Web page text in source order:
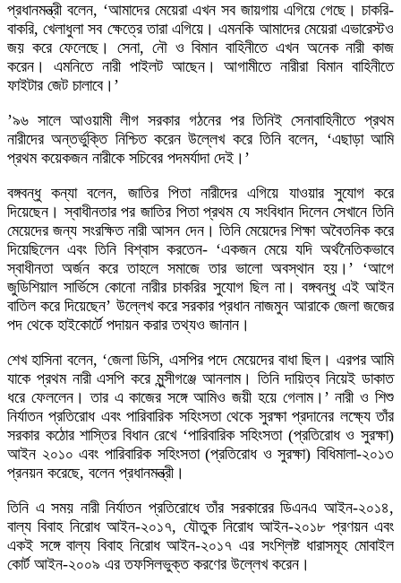
প্রধানমন্ত্রী বলেন, ‘আমাদের মেয়েরা এখন সব জায়গায় এগিয়ে গেছে। চাকরি-
বাকরি, খেলাধুলা সব ক্ষেত্রে তারা এগিয়ে। এমনকি আমাদের মেয়েরা এভারেস্টও
জয় করে ফেলেছে। সেনা, নৌ ও বিমান বাহিনীতে এখন অনেক নারী কাজ
করেন। এমনিতে নারী পাইলট আছেন। আগামীতে নারীরা বিমান বাহিনীতে
ফাইটার জেট চালাবে।’
’৯৬ সালে আওয়ামী লীগ সরকার গঠনের পর তিনিই সেনাবাহিনীতে প্রথম
নারীদের অন্তর্ভুক্তি নিশ্চিত করেন উল্লেখ করে তিনি বলেন, ‘এছাড়া আমি
প্রথম কয়েকজন নারীকে সচিবের পদমর্যাদা দেই।’
বঙ্গবন্ধু কন্যা বলেন, জাতির পিতা নারীদের এগিয়ে যাওয়ার সুযোগ করে
দিয়েছেন। স্বাধীনতার পর জাতির পিতা প্রথম যে সংবিধান দিলেন সেখানে তিনি
মেয়েদের জন্য সংরক্ষিত নারী আসন দেন। তিনি মেয়েদের শিক্ষা অবৈতনিক করে
দিয়েছিলেন এবং তিনি বিশ্বাস করতেন- ‘একজন মেয়ে যদি অর্থনৈতিকভাবে
স্বাধীনতা অর্জন করে তাহলে সমাজে তার ভালো অবস্থান হয়।’ ‘আগে
জুডিশিয়াল সার্ভিসে কোনো নারীর চাকরির সুযোগ ছিল না। বঙ্গবন্ধু এই আইন
বাতিল করে দিয়েছেন’ উল্লেখ করে সরকার প্রধান নাজমুন আরাকে জেলা জজের
পদ থেকে হাইকোর্টে পদায়ন করার তথ্যও জানান।
শেখ হাসিনা বলেন, ‘জেলা ডিসি, এসপির পদে মেয়েদের বাধা ছিল। এরপর আমি
যাকে প্রথম নারী এসপি করে মুন্সীগঞ্জে আনলাম। তিনি দায়িত্ব নিয়েই ডাকাত
ধরে ফেললেন। তার এ কাজের সঙ্গে আমিও জয়ী হয়ে গেলাম।’ নারী ও শিশু
নির্যাতন প্রতিরোধ এবং পারিবারিক সহিংসতা থেকে সুরক্ষা প্রদানের লক্ষ্যে তাঁর
সরকার কঠোর শাস্তির বিধান রেখে ‘পারিবারিক সহিংসতা (প্রতিরোধ ও সুরক্ষা)
আইন ২০১০ এবং পারিবারিক সহিংসতা (প্রতিরোধ ও সুরক্ষা) বিধিমালা-২০১৩
প্রনয়ন করেছে, বলেন প্রধানমন্ত্রী।
তিনি এ সময় নারী নির্যাতন প্রতিরোধে তাঁর সরকারের ডিএনএ আইন-২০১৪,
বাল্য বিবাহ নিরোধ আইন-২০১৭, যৌতুক নিরোধ আইন-২০১৮ প্রণয়ন এবং
একই সঙ্গে বাল্য বিবাহ নিরোধ আইন-২০১৭ এর সংশ্লিষ্ট ধারাসমূহ মোবাইল
কোর্ট আইন-২০০৯ এর তফসিলভুক্ত করণের উল্লেখ করেন।